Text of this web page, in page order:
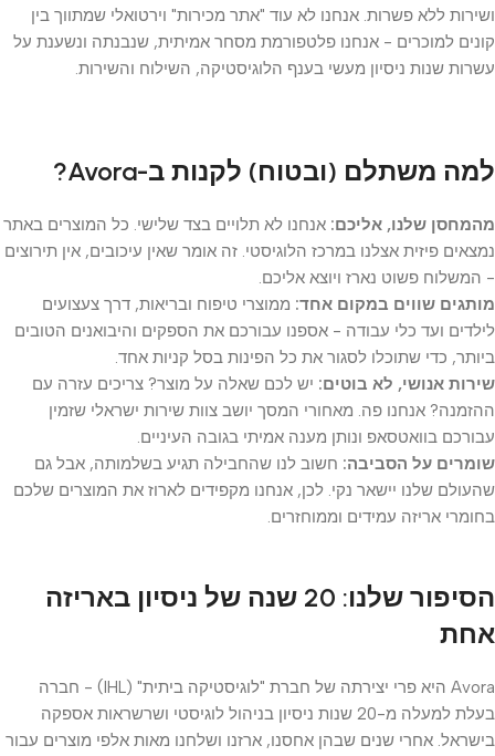
ושירות ללא פשרות. אנחנו לא עוד "אתר מכירות" וירטואלי שמתווך בין
קונים למוכרים - אנחנו פלטפורמת מסחר אמיתית, שנבנתה ונשענת על
עשרות שנות ניסיון מעשי בענף הלוגיסטיקה, השילוח והשירות.
למה משתלם (ובטוח) לקנות ב-Avora?
מהמחסן שלנו, אליכם: אנחנו לא תלויים בצד שלישי. כל המוצרים באתר
נמצאים פיזית אצלנו במרכז הלוגיסטי. זה אומר שאין עיכובים, אין תירוצים
- המשלוח פשוט נארז ויוצא אליכם.
מותגים שווים במקום אחד: ממוצרי טיפוח ובריאות, דרך צעצועים
לילדים ועד כלי עבודה - אספנו עבורכם את הספקים והיבואנים הטובים
ביותר, כדי שתוכלו לסגור את כל הפינות בסל קניות אחד.
שירות אנושי, לא בוטים: יש לכם שאלה על מוצר? צריכים עזרה עם
ההזמנה? אנחנו פה. מאחורי המסך יושב צוות שירות ישראלי שזמין
עבורכם בוואטסאפ ונותן מענה אמיתי בגובה העיניים.
שומרים על הסביבה: חשוב לנו שהחבילה תגיע בשלמותה, אבל גם
שהעולם שלנו יישאר נקי. לכן, אנחנו מקפידים לארוז את המוצרים שלכם
בחומרי אריזה עמידים וממוחזרים.
הסיפור שלנו: 20 שנה של ניסיון באריזה
אחת
Avora היא פרי יצירתה של חברת "לוגיסטיקה ביתית" (IHL) - חברה
בעלת למעלה מ-20 שנות ניסיון בניהול לוגיסטי ושרשראות אספקה
בישראל. אחרי שנים שבהן אחסנו, ארזנו ושלחנו מאות אלפי מוצרים עבור